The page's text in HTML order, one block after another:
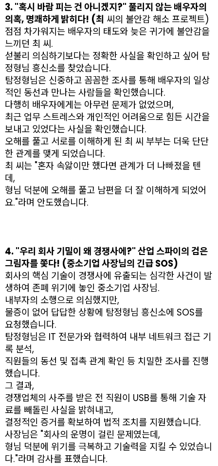
3. "혹시 바람 피는 건 아니겠지?" 풀리지 않는 배우자의
의혹, 명쾌하게 밝히다! (최 씨의 불안감 해소 프로젝트)
점점 차가워지는 배우자의 태도와 늦은 귀가에 불안감을
느끼던 최 씨.
섣불리 의심하기보다는 정확한 사실을 확인하고 싶어 탐
정형님 흥신소를 찾았습니다.
탐정형님은 신중하고 꼼꼼한 조사를 통해 배우자의 일상
적인 동선과 만나는 사람들을 확인했습니다.
다행히 배우자에게는 아무런 문제가 없었으며,
최근 업무 스트레스와 개인적인 어려움으로 힘든 시간을
보내고 있었다는 사실을 확인했습니다.
오해를 풀고 서로를 이해하게 된 최 씨 부부는 더욱 단단
한 관계를 맺게 되었습니다.
최 씨는 "혼자 속앓이만 했다면 관계가 더 나빠졌을 텐
데,
형님 덕분에 오해를 풀고 남편을 더 잘 이해하게 되었어
요."라며 안도했습니다.
4. "우리 회사 기밀이 왜 경쟁사에?" 산업 스파이의 검은
그림자를 쫓다! (중소기업 사장님의 긴급 SOS)
회사의 핵심 기술이 경쟁사에 유출되는 심각한 사건이 발
생하여 존폐 위기에 놓인 중소기업 사장님.
내부자의 소행으로 의심했지만,
물증이 없어 답답한 상황에 탐정형님 흥신소에 SOS를
요청했습니다.
탐정형님은 IT 전문가와 협력하여 내부 네트워크 접근 기
록 분석,
직원들의 동선 및 접촉 관계 확인 등 치밀한 조사를 진행
했습니다.
그 결과,
경쟁업체의 사주를 받은 전 직원이 USB를 통해 기술 자
료를 빼돌린 사실을 밝혀내고,
결정적인 증거를 확보하여 법적 조치를 지원했습니다.
사장님은 "회사의 운명이 걸린 문제였는데,
형님 덕분에 위기를 극복하고 기술력을 지킬 수 있었습니
다."라며 감사를 표했습니다.